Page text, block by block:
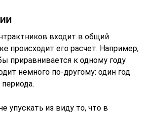
входит в общий
происходит его расчет. Например,
приравнивается к одному году
немного по-другому: один год
упускать из виду то, что в